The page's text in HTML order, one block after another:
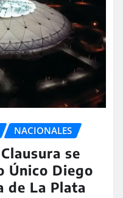
NACIONALES
se
Único Diego
de La Plata